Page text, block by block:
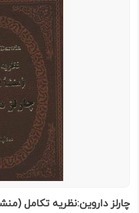
چارلز داروین:نظریه تکامل